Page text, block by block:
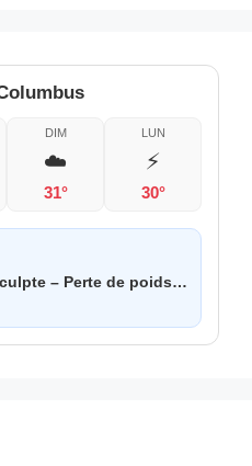
DIM
☁️
31°
LUN
⚡
30°
– Perte de poids…